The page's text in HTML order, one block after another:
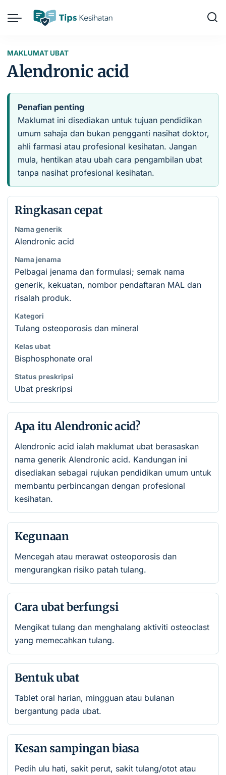
MAKLUMAT UBAT
Alendronic acid
Penafian penting
Maklumat ini disediakan untuk tujuan pendidikan
umum sahaja dan bukan pengganti nasihat doktor,
ahli farmasi atau profesional kesihatan. Jangan
mula, hentikan atau ubah cara pengambilan ubat
tanpa nasihat profesional kesihatan.
Ringkasan cepat
Nama generik
Alendronic acid
Nama jenama
Pelbagai jenama dan formulasi; semak nama
generik, kekuatan, nombor pendaftaran MAL dan
risalah produk.
Kategori
Tulang osteoporosis dan mineral
Kelas ubat
Bisphosphonate oral
Status preskripsi
Ubat preskripsi
Apa itu Alendronic acid?
Alendronic acid ialah maklumat ubat berasaskan
nama generik Alendronic acid. Kandungan ini
disediakan sebagai rujukan pendidikan umum untuk
membantu perbincangan dengan profesional
kesihatan.
Kegunaan
Mencegah atau merawat osteoporosis dan
mengurangkan risiko patah tulang.
Cara ubat berfungsi
Mengikat tulang dan menghalang aktiviti osteoclast
yang memecahkan tulang.
Bentuk ubat
Tablet oral harian, mingguan atau bulanan
bergantung pada ubat.
Kesan sampingan biasa
Pedih ulu hati, sakit perut, sakit tulang/otot atau